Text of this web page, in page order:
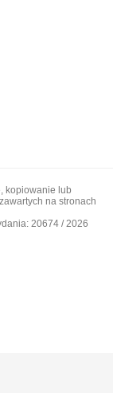
kopiowanie lub
na stronach
20674 / 2026